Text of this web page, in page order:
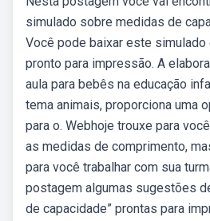
simulado sobre medidas de
Você pode baixar este simulado
pronto para impressão. A
aula para bebês na educação
tema animais, proporciona uma
para o. Webhoje trouxe para
as medidas de comprimento,
para você trabalhar com sua
postagem algumas sugestões
de capacidade” prontas para